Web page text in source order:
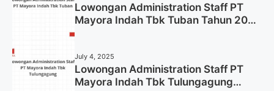
Lowongan Administration Staff PT
Mayora Indah Tbk Tuban Tahun 2025
July 4, 2025
Lowongan Administration Staff PT
Mayora Indah Tbk Tulungagung